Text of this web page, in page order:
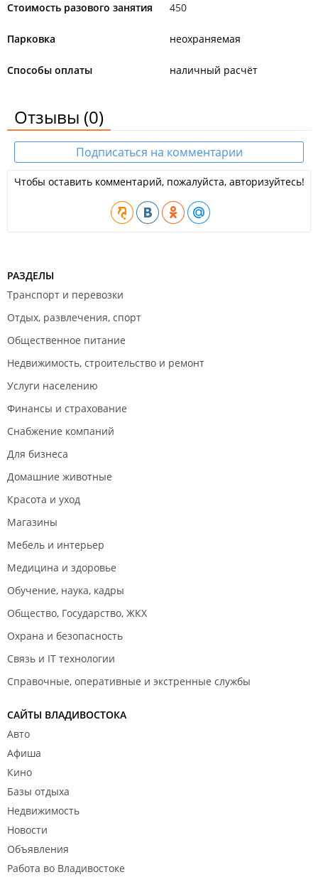
Стоимость разового занятия 450
Парковка неохраняемая
Способы оплаты наличный расчёт
Отзывы (0)
Подписаться на комментарии
Чтобы оставить комментарий, пожалуйста, авторизуйтесь!
РАЗДЕЛЫ
Транспорт и перевозки
Отдых, развлечения, спорт
Общественное питание
Недвижимость, строительство и ремонт
Услуги населению
Финансы и страхование
Снабжение компаний
Для бизнеса
Домашние животные
Красота и уход
Магазины
Мебель и интерьер
Медицина и здоровье
Обучение, наука, кадры
Общество, Государство, ЖКХ
Охрана и безопасность
Связь и IT технологии
Справочные, оперативные и экстренные службы
САЙТЫ ВЛАДИВОСТОКА
Авто
Афиша
Кино
Базы отдыха
Недвижимость
Новости
Объявления
Работа во Владивостоке